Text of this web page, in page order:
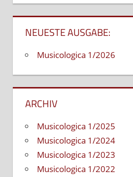
NEUESTE AUSGABE:
Musicologica 1/2026
ARCHIV
Musicologica 1/2025
Musicologica 1/2024
Musicologica 1/2023
Musicologica 1/2022